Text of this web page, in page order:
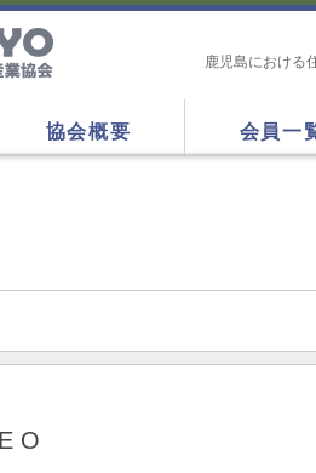
鹿児島における
協会概要 会員一
O